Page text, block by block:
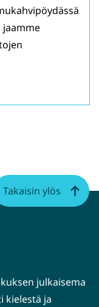
julkaisema
kielestä ja
Takaisin ylös